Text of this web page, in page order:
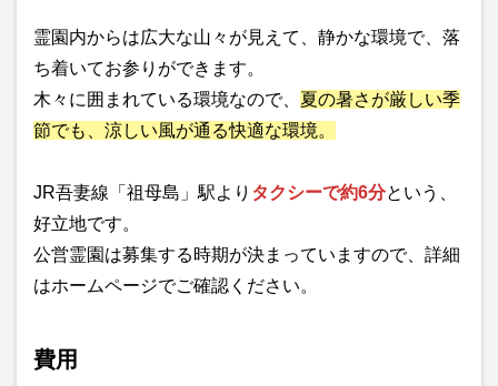
霊園内からは広大な山々が見えて、静かな環境で、落
ち着いてお参りができます。
木々に囲まれている環境なので、 夏の暑さが厳しい季
節でも、涼しい風が通る快適な環境。
JR吾妻線「祖母島」駅より タクシーで約6分という、
好立地です。
公営霊園は募集する時期が決まっていますので、詳細
はホームページでご確認ください。
費用